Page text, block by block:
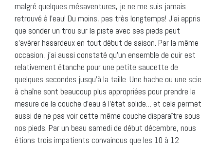
malgré quelques mésaventures, je ne me suis jamais
retrouvé à l’eau! Du moins, pas très longtemps! J’ai appris
que sonder un trou sur la piste avec ses pieds peut
s’avérer hasardeux en tout début de saison. Par la même
occasion, j’ai aussi constaté qu’un ensemble de cuir est
relativement étanche pour une petite saucette de
quelques secondes jusqu’à la taille. Une hache ou une scie
à chaîne sont beaucoup plus appropriées pour prendre la
mesure de la couche d’eau à l’état solide… et cela permet
aussi de ne pas voir cette même couche disparaître sous
nos pieds. Par un beau samedi de début décembre, nous
étions trois impatients convaincus que les 10 à 12